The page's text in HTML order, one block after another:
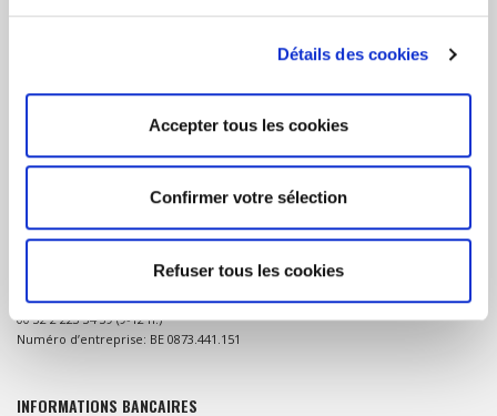
Détails des cookies
Accepter tous les cookies
Confirmer votre sélection
Refuser tous les cookies
Le Consortium 12-12 unit 5 organisations humanitaires qui se coordonnent
CONTACT
Rue de la Charité 43/B, 1210 Bruxelles
consortium@1212.be
00 32 2 223 34 39 (9-12 h.)
Numéro d’entreprise: BE 0873.441.151
INFORMATIONS BANCAIRES